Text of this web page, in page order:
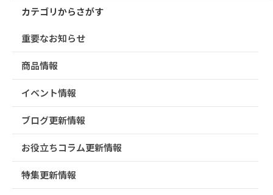
カテゴリからさがす
重要なお知らせ
商品情報
イベント情報
ブログ更新情報
お役立ちコラム更新情報
特集更新情報